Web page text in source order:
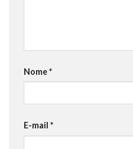
Nome*
E-mail *